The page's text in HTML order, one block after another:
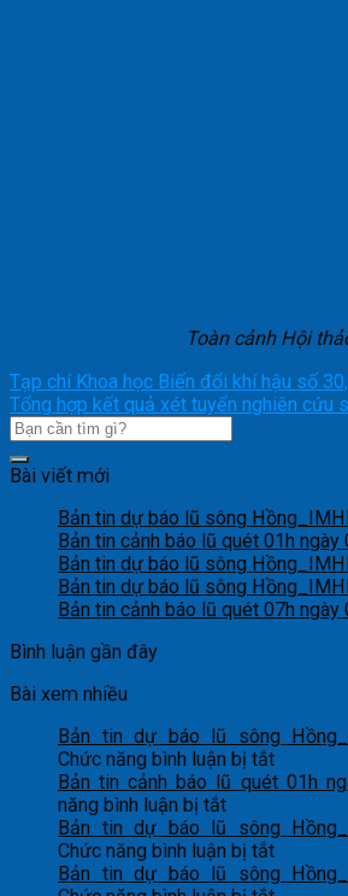
Toàn cảnh Hội
Tạp chí Khoa học Biến đổi khí hậu số
Tổng hợp kết quả xét tuyển nghiên cứu
Bài viết mới
Bản tin dự báo lũ sông
Bản tin cảnh báo lũ quét 01h
Bản tin dự báo lũ sông
Bản tin dự báo lũ sông
Bản tin cảnh báo lũ quét 07h
Bình luận gần đây
Bài xem nhiều
Bản tin dự báo lũ sông
Chức năng bình luận bị tắtở
Bản
dự
báo
lũ
Bản tin cảnh báo lũ quét 01h
năng bình luận bị tắtở
Bản
tin
cảnh
Bản tin dự báo lũ sông
Chức năng bình luận bị tắtở
Bản
Bản tin dự báo lũ sông